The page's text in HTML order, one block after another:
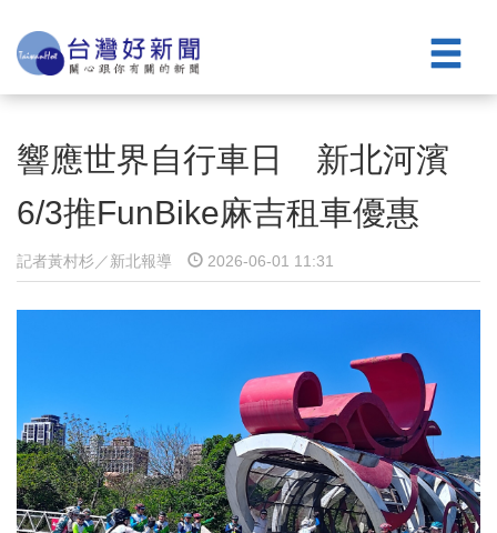
響應世界自行車日 新北河濱
6/3推FunBike麻吉租車優惠
記者黃村杉／新北報導 2026-06-01 11:31